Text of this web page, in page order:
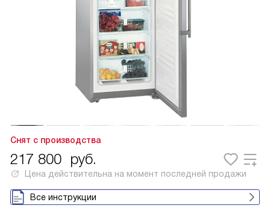
Снят с производства
217 800 руб.
Цена действительна на момент последней продажи
Все инструкции